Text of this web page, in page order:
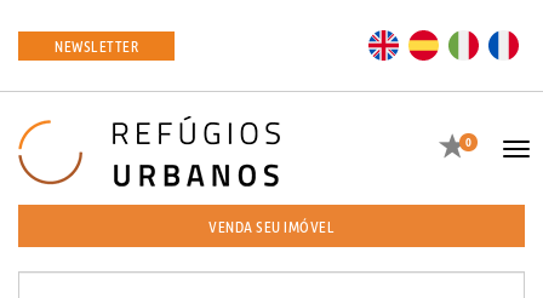
NEWSLETTER EN ES
Favoritos
0
VENDA SEU IMÓVEL